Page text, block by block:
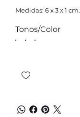
Medidas: 6 x 3 x 1 cm.
Tonos/Color